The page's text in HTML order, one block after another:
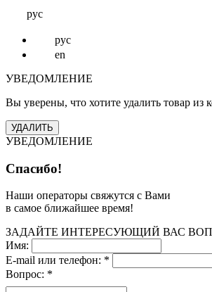
рус
рус
en
УВЕДОМЛЕНИЕ
Вы уверены, что хотите удалить товар из
УВЕДОМЛЕНИЕ
Спасибо!
Наши операторы свяжутся с Вами
в самое ближайшее время!
ЗАДАЙТЕ ИНТЕРЕСУЮЩИЙ ВАС
Имя:
E-mail или телефон: *
Вопрос: *